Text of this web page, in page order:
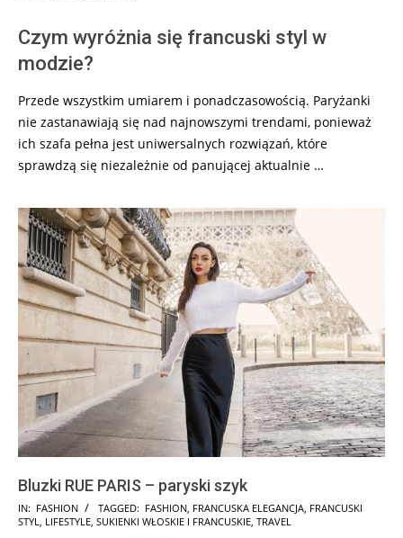
Czym wyróżnia się francuski styl w
modzie?
Przede wszystkim umiarem i ponadczasowością. Paryżanki
nie zastanawiają się nad najnowszymi trendami, ponieważ
ich szafa pełna jest uniwersalnych rozwiązań, które
sprawdzą się niezależnie od panującej aktualnie …
Bluzki RUE PARIS – paryski szyk
2025-
06-
IN: FASHION TAGGED: FASHION, FRANCUSKA ELEGANCJA, FRANCUSKI
STYL, LIFESTYLE, SUKIENKI WŁOSKIE I FRANCUSKIE, TRAVEL